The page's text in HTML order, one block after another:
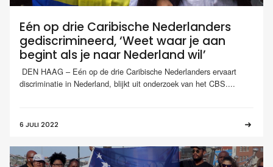
Eén op drie Caribische Nederlanders
gediscrimineerd, ‘Weet waar je aan
begint als je naar Nederland wil’
DEN HAAG – Eén op de drie Caribische Nederlanders ervaart
discriminatie in Nederland, blijkt uit onderzoek van het CBS....
6 JULI 2022